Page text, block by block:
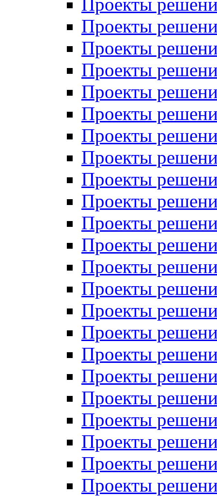
Проекты
Проекты
Проекты
Проекты
Проекты
Проекты
Проекты
Проекты
Проекты
Проекты
Проекты
Проекты
Проекты
Проекты
Проекты
Проекты
Проекты
Проекты
Проекты
Проекты
Проекты
Проекты